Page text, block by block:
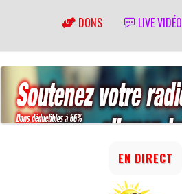
DONS LIVE VIDÉO
EN DIRECT